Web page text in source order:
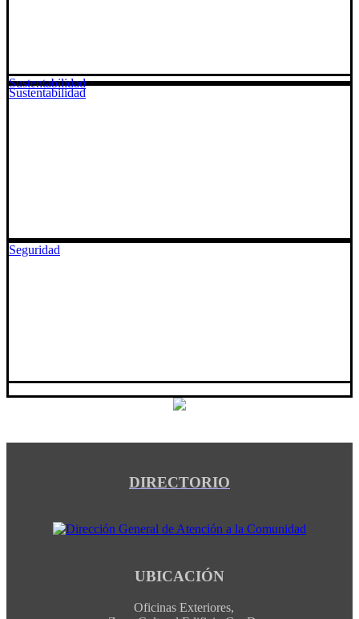
Sustentabilidad
Seguridad
Sustentabilidad
DIRECTORIO
UBICACIÓN
Oficinas Exteriores,